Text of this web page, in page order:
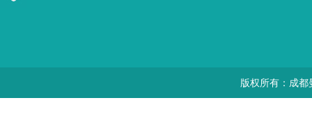
版权所有：成